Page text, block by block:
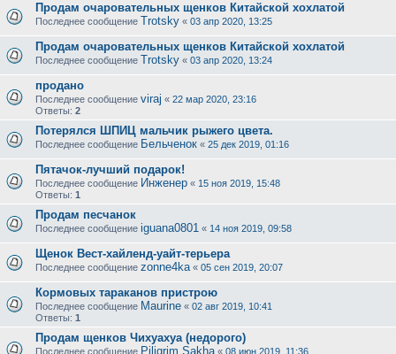
Продам очаровательных щенков Китайской хохлатой
Последнее сообщение Trotsky « 03 апр 2020, 13:25
Продам очаровательных щенков Китайской хохлатой
Последнее сообщение Trotsky « 03 апр 2020, 13:24
продано
Последнее сообщение viraj « 22 мар 2020, 23:16
Ответы: 2
Потерялся ШПИЦ мальчик рыжего цвета.
Последнее сообщение Бельченок « 25 дек 2019, 01:16
Пятачок-лучший подарок!
Последнее сообщение Инженер « 15 ноя 2019, 15:48
Ответы: 1
Продам песчанок
Последнее сообщение iguana0801 « 14 ноя 2019, 09:58
Щенок Вест-хайленд-уайт-терьера
Последнее сообщение zonne4ka « 05 сен 2019, 20:07
Кормовых тараканов пристрою
Последнее сообщение Maurine « 02 авг 2019, 10:41
Ответы: 1
Продам щенков Чихуахуа (недорого)
Последнее сообщение Piligrim Sakha « 08 июн 2019, 11:36